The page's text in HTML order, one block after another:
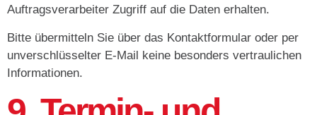
Auftragsverarbeiter Zugriff auf die Daten erhalten.
Bitte übermitteln Sie über das Kontaktformular oder per
unverschlüsselter E-Mail keine besonders vertraulichen
Informationen.